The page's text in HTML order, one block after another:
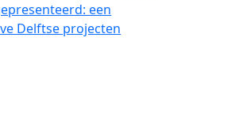
een
Delftse projecten